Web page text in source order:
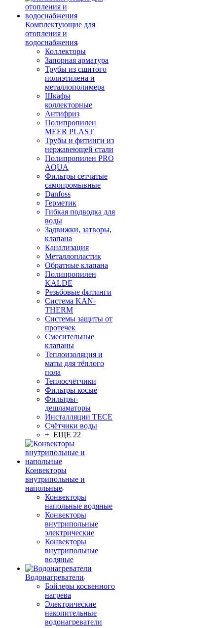
Комплектующие для
отопления и
водоснабжения
Коллекторы
Запорная арматура
Трубы из сшитого
полиэтилена и
металлополимера
Шкафы
коллекторные
Антифриз
Полипропилен
MEER PLAST
Трубы и фитинги из
нержавеющей стали
Полипропилен PRO
AQUA
Фильтры сетчатые
самопромывные
Danfoss
Герметик
Гибкая подводка для
воды
Задвижки, затворы,
клапана
Канализация
Металлопластик
Обратные клапана
Полипропилен
KALDE
Резьбовые фитинги
Система KAN-
THERM
Системы защиты от
протечек
Смесительные
клапаны
Теплоизоляция и
маты для тёплого
пола
Теплосчётчики
Фильтры косые
Фильтры-
дешламаторы
Инсталляции TECE
Счётчики воды
+ ЕЩЕ 22
Конвекторы
внутрипольные и
напольные
Конвекторы
напольные водяные
Конвекторы
внутрипольные
электрические
Конвекторы
внутрипольные
водяные
Водонагреватели
Бойлеры косвенного
нагрева
Электрические
накопительные
водонагреватели